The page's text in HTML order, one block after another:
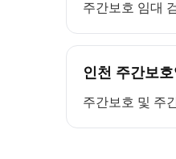
주간보호 임대
인천 주간보
주간보호 및 주